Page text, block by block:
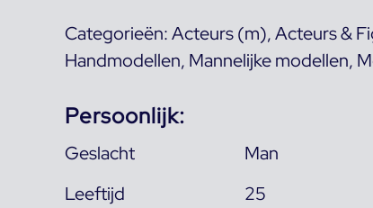
Categorieën:Acteurs (m),Acteurs &
Handmodellen, Mannelijke modellen,
Persoonlijk:
Geslacht
Man
Leeftijd
25